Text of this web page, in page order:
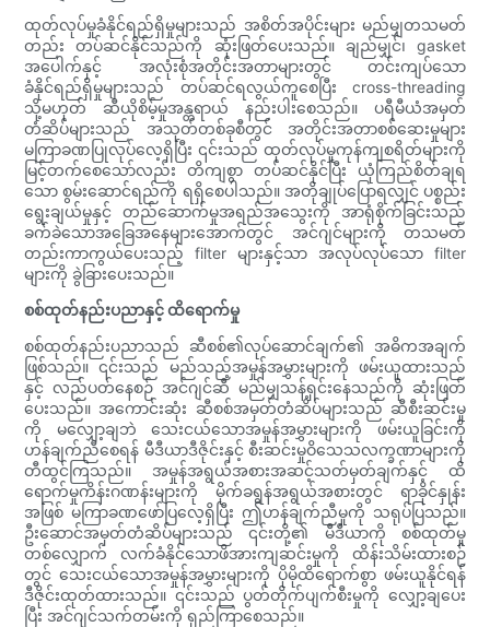
ထုတ်လုပ်မှုခံနိုင်ရည်ရှိမှုများသည် အစိတ်အပိုင်းများ မည်မျှတသမတ်
တည်း တပ်ဆင်နိုင်သည်ကို ဆုံးဖြတ်ပေးသည်။ ချည်မျှင်၊ gasket
အပေါက်နှင့် အလုံးစုံအတိုင်းအတာများတွင် တင်းကျပ်သော
ခံနိုင်ရည်ရှိမှုများသည် တပ်ဆင်ရလွယ်ကူစေပြီး cross-threading
သို့မဟုတ် ဆီယိုစိမ့်မှုအန္တရာယ် နည်းပါးစေသည်။ ပရီမီယံအမှတ်
တံဆိပ်များသည် အသုတ်တစ်ခုစီတွင် အတိုင်းအတာစစ်ဆေးမှုများ
မကြာခဏပြုလုပ်လေ့ရှိပြီး ၎င်းသည် ထုတ်လုပ်မှုကုန်ကျစရိတ်များကို
မြင့်တက်စေသော်လည်း တိကျစွာ တပ်ဆင်နိုင်ပြီး ယုံကြည်စိတ်ချရ
သော စွမ်းဆောင်ရည်ကို ရရှိစေပါသည်။ အတိုချုပ်ပြောရလျှင် ပစ္စည်း
ရွေးချယ်မှုနှင့် တည်ဆောက်မှုအရည်အသွေးကို အာရုံစိုက်ခြင်းသည်
ခက်ခဲသောအခြေအနေများအောက်တွင် အင်ဂျင်များကို တသမတ်
တည်းကာကွယ်ပေးသည့် filter များနှင့်သာ အလုပ်လုပ်သော filter
များကို ခွဲခြားပေးသည်။
စစ်ထုတ်နည်းပညာနှင့် ထိရောက်မှု
စစ်ထုတ်နည်းပညာသည် ဆီစစ်၏လုပ်ဆောင်ချက်၏ အဓိကအချက်
ဖြစ်သည်။ ၎င်းသည် မည်သည့်အမှုန်အမွှားများကို ဖမ်းယူထားသည်
နှင့် လည်ပတ်နေစဉ် အင်ဂျင်ဆီ မည်မျှသန့်ရှင်းနေသည်ကို ဆုံးဖြတ်
ပေးသည်။ အကောင်းဆုံး ဆီစစ်အမှတ်တံဆိပ်များသည် ဆီစီးဆင်းမှု
ကို မလျှော့ချဘဲ သေးငယ်သောအမှုန်အမွှားများကို ဖမ်းယူခြင်းကို
ဟန်ချက်ညီစေရန် မီဒီယာဒီဇိုင်းနှင့် စီးဆင်းမှုဝိသေသလက္ခဏာများကို
တီထွင်ကြသည်။ အမှုန်အရွယ်အစားအဆင့်သတ်မှတ်ချက်နှင့် ထိ
ရောက်မှုကိန်းဂဏန်းများကို မိုက်ခရွန်အရွယ်အစားတွင် ရာခိုင်နှုန်း
အဖြစ် မကြာခဏဖော်ပြလေ့ရှိပြီး ဤဟန်ချက်ညီမှုကို သရုပ်ပြသည်။
ဦးဆောင်အမှတ်တံဆိပ်များသည် ၎င်းတို့၏ မီဒီယာကို စစ်ထုတ်မှု
တစ်လျှောက် လက်ခံနိုင်သောဖိအားကျဆင်းမှုကို ထိန်းသိမ်းထားစဉ်
တွင် သေးငယ်သောအမှုန်အမွှားများကို ပိုမိုထိရောက်စွာ ဖမ်းယူနိုင်ရန်
ဒီဇိုင်းထုတ်ထားသည်။ ၎င်းသည် ပွတ်တိုက်ပျက်စီးမှုကို လျှော့ချပေး
ပြီး အင်ဂျင်သက်တမ်းကို ရှည်ကြာစေသည်။